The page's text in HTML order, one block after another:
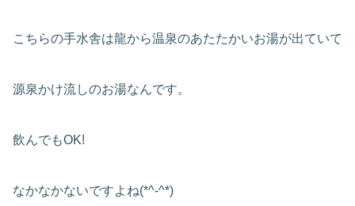
こちらの手水舎は龍から温泉のあたたかいお湯が出ていて
源泉かけ流しのお湯なんです。
飲んでもOK!
なかなかないですよね(*^-^*)